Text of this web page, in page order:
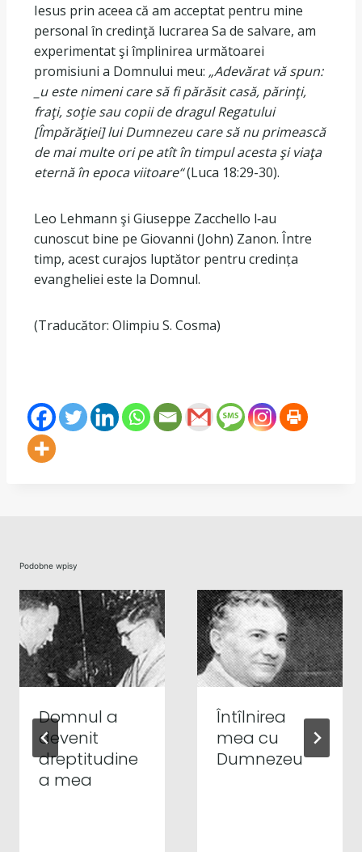
Iesus prin aceea că am acceptat pentru mine
personal în credinţă lucrarea Sa de salvare, am
experimentat şi împlinirea următoarei
promisiuni a Domnului meu: „Adevărat vă spun:
_u este nimeni care să fi părăsit casă, părinţi,
fraţi, soţie sau copii de dragul Regatului
[Împărăţiei] lui Dumnezeu care să nu primească
de mai multe ori pe atît în timpul acesta şi viaţa
eternă în epoca viitoare“(Luca 18:29-30).
Leo Lehmann şi Giuseppe Zacchello l‐au
cunoscut bine pe Giovanni (John) Zanon. Între
timp, acest curajos luptător pentru credința
evangheliei este la Domnul.
(Traducător: Olimpiu S. Cosma)
Podobne wpisy
Domnul a
devenit
dreptitudine
a mea
Întîlnirea
mea cu
Dumnezeu